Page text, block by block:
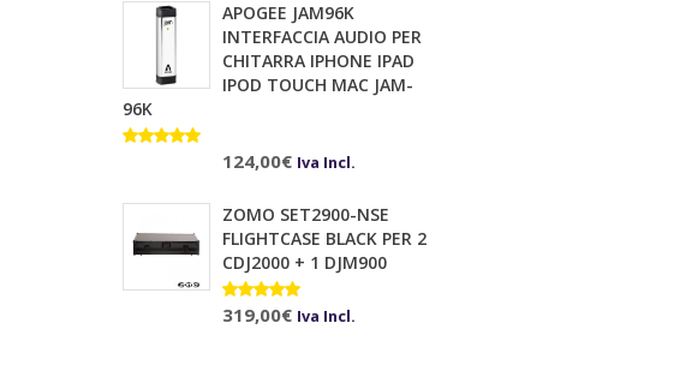
APOGEE JAM96K
INTERFACCIA AUDIO PER
CHITARRA IPHONE IPAD
IPOD TOUCH MAC JAM-
96K
124,00€ Iva Incl.
ZOMO SET2900-NSE
FLIGHTCASE BLACK PER 2
CDJ2000 + 1 DJM900
Valutato
5.00su 5
319,00€ Iva Incl.